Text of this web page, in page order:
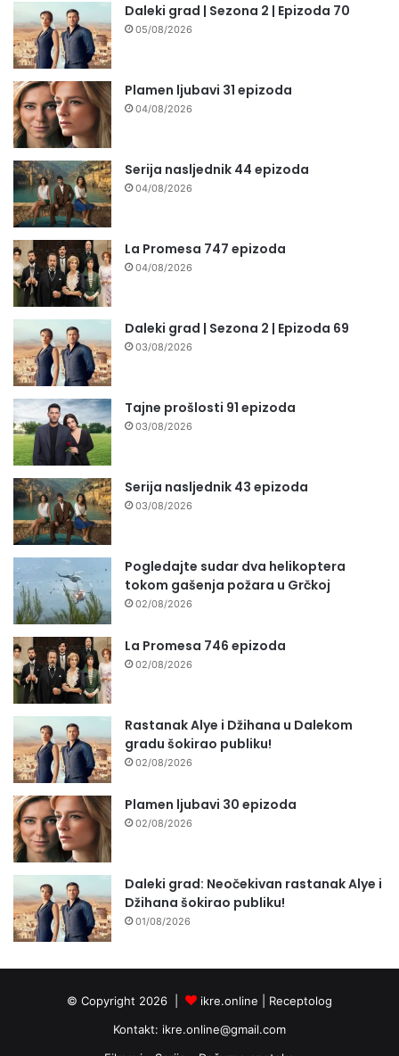
Daleki grad | Sezona 2 | Epizoda 70
05/08/2026
Plamen ljubavi 31 epizoda
04/08/2026
Serija nasljednik 44 epizoda
04/08/2026
La Promesa 747 epizoda
04/08/2026
Daleki grad | Sezona 2 | Epizoda 69
03/08/2026
Tajne prošlosti 91 epizoda
03/08/2026
Serija nasljednik 43 epizoda
03/08/2026
Pogledajte sudar dva helikoptera
tokom gašenja požara u Grčkoj
02/08/2026
La Promesa 746 epizoda
02/08/2026
Rastanak Alye i Džihana u Dalekom
gradu šokirao publiku!
02/08/2026
Plamen ljubavi 30 epizoda
02/08/2026
Daleki grad: Neočekivan rastanak Alye i
Džihana šokirao publiku!
01/08/2026
© Copyright 2026 | ikre.online | Receptolog
Kontakt: ikre.online@gmail.com